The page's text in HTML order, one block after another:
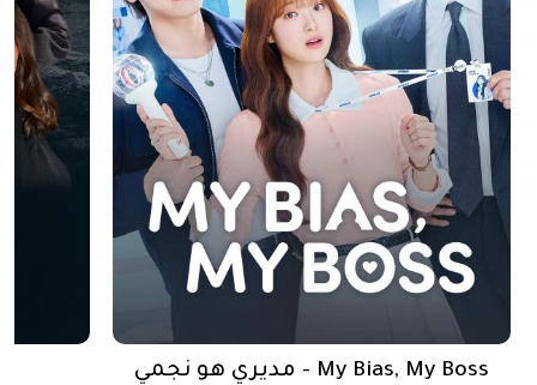
My Bias, My Boss - مديري هو نجمي